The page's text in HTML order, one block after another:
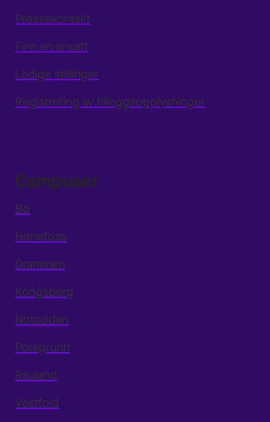
Pressekontakt
Finn en ansatt
Ledige stillinger
Registrering av tilleggsopplysninger
Campuser
Bø
Hønefoss
Drammen
Kongsberg
Notodden
Porsgrunn
Rauland
Vestfold